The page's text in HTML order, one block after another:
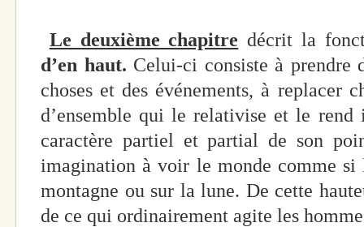
Le deuxième chapitre décrit la
d’en haut. Celui-ci consiste à prendre
choses et des événements, à replacer
d’ensemble qui le relativise et le
caractère partiel et partial de son
imagination à voir le monde comme si
montagne ou sur la lune. De cette
de ce qui ordinairement agite les